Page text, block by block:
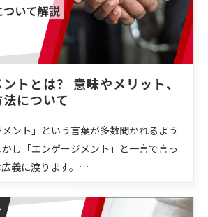
トとは？ 意味やメリット、
について
ント」という言葉が多数聞かれるよう
し「エンゲージメント」と一言で言っ
義に渡ります。…